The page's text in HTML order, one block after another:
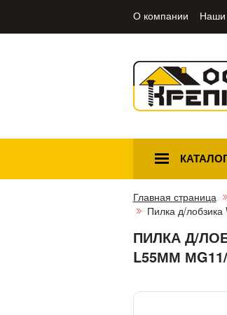
О компании Наши
Главная страница
Пилка д/
ПИЛКА Д/
L55ММ